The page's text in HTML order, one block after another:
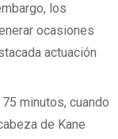
los
ocasiones
actuación
minutos, cuando
de Kane